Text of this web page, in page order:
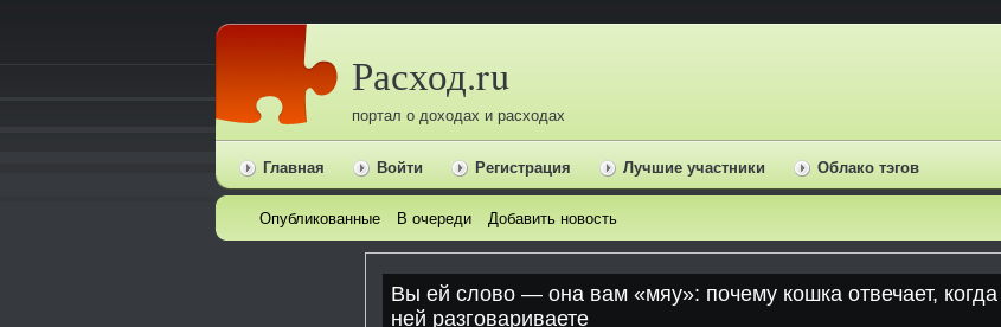
Расход.ru
портал о доходах и расходах
Главная Войти Регистрация Лучшие участники Облако тэгов
Опубликованные В очереди Добавить новость